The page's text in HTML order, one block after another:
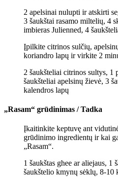
2 apelsinai nulupti ir atskirti
3 šaukštai rasamo miltelių, 4
imbieras Julienned, 4
Įpilkite citrinos sulčių,
koriandro lapų ir virkite 2
2 šaukšteliai citrinos sultys, 1
šaukšteliai apelsinų žievė, 3
kalendros lapų
„Rasam“ grūdinimas / Tadka
Įkaitinkite keptuvę ant
grūdinimo ingredientų ir kai
„Rasam“.
1 šaukštas ghee ar aliejaus, 1
šaukštelio kmynų sėklų, 8-10